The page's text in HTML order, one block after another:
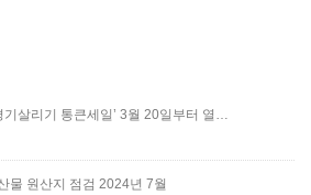
기살리기 통큰세일’ 3월 20일부터 열…
물 원산지 점검 2024년 7월